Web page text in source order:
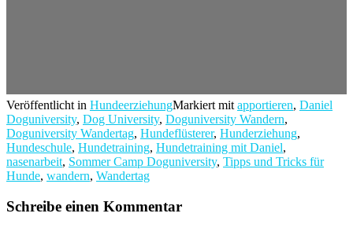
Veröffentlicht in HundeerziehungMarkiert mit apportieren, Daniel
Doguniversity, Dog University, Doguniversity Wandern,
Doguniversity Wandertag, Hundeflüsterer, Hunderziehung,
Hundeschule, Hundetraining, Hundetraining mit Daniel,
nasenarbeit, Sommer Camp Doguniversity, Tipps und Tricks für
Hunde, wandern, Wandertag
Schreibe einen Kommentar